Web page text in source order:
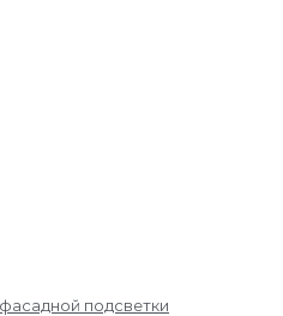
подсветки